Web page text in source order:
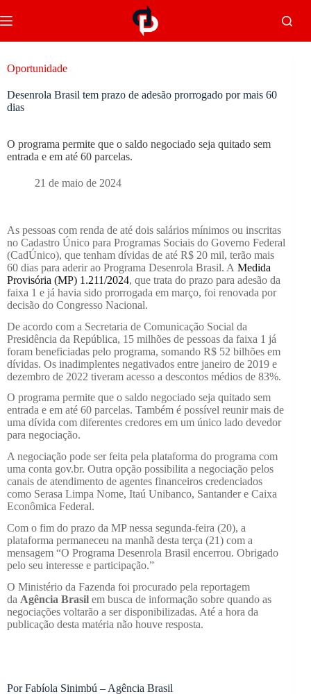
Oportunidade
Desenrola Brasil tem prazo de adesão prorrogado por mais 60
dias
O programa permite que o saldo negociado seja quitado sem
entrada e em até 60 parcelas.
21 de maio de 2024
As pessoas com renda de até dois salários mínimos ou inscritas
no Cadastro Único para Programas Sociais do Governo Federal
(CadÚnico), que tenham dívidas de até R$ 20 mil, terão mais
60 dias para aderir ao Programa Desenrola Brasil. A Medida
Provisória (MP) 1.211/2024, que trata do prazo para adesão da
faixa 1 e já havia sido prorrogada em março, foi renovada por
decisão do Congresso Nacional.
De acordo com a Secretaria de Comunicação Social da
Presidência da República, 15 milhões de pessoas da faixa 1 já
foram beneficiadas pelo programa, somando R$ 52 bilhões em
dívidas. Os inadimplentes negativados entre janeiro de 2019 e
dezembro de 2022 tiveram acesso a descontos médios de 83%.
O programa permite que o saldo negociado seja quitado sem
entrada e em até 60 parcelas. Também é possível reunir mais de
uma dívida com diferentes credores em um único lado devedor
para negociação.
A negociação pode ser feita pela plataforma do programa com
uma conta gov.br. Outra opção possibilita a negociação pelos
canais de atendimento de agentes financeiros credenciados
como Serasa Limpa Nome, Itaú Unibanco, Santander e Caixa
Econômica Federal.
Com o fim do prazo da MP nessa segunda-feira (20), a
plataforma permaneceu na manhã desta terça (21) com a
mensagem “O Programa Desenrola Brasil encerrou. Obrigado
pelo seu interesse e participação.”
O Ministério da Fazenda foi procurado pela reportagem
da Agência Brasil em busca de informação sobre quando as
negociações voltarão a ser disponibilizadas. Até a hora da
publicação desta matéria não houve resposta.
Por Fabíola Sinimbú – Agência Brasil